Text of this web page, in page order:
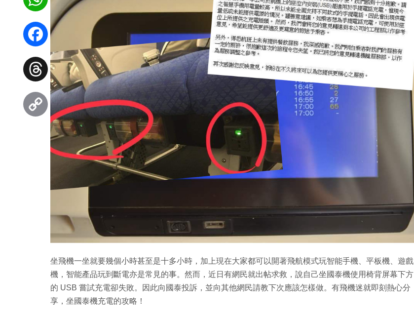
坐飛機一坐就要幾個小時甚至是十多小時，加上現在大家都可以開著飛航模式玩智能手機、平板機、遊戲
機，智能產品玩到斷電亦是常見的事。然而，近日有網民就出帖求救，說自己坐國泰機使用椅背屏幕下方
的 USB 嘗試充電卻失敗。因此向國泰投訴，並向其他網民請教下次應該怎樣做。有飛機迷就即刻熱心分
享，坐國泰機充電的攻略！
WhatsApp
Facebook
Threads
Copy
Link